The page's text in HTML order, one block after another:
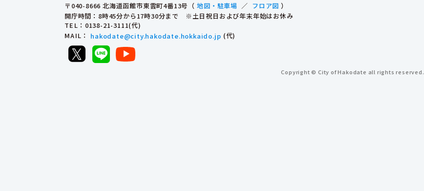
〒040-8666 北海道函館市東雲町4番13号（ 地図・駐車場 ／ フロア図 ）
開庁時間：8時45分から17時30分まで ※土日祝日および年末年始はお休み
TEL ：0138-21-3111(代)
MAIL ： hakodate@city.hakodate.hokkaido.jp (代)
Copyright © City of Hakodate all rights reserved.